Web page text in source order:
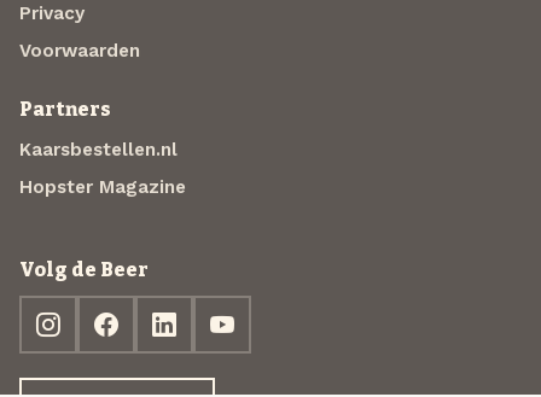
Privacy
Voorwaarden
Partners
Kaarsbestellen.nl
Hopster Magazine
Volg de Beer